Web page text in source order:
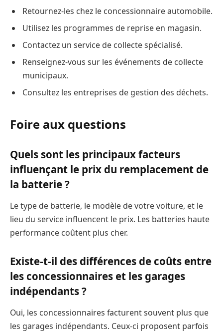
Retournez-les chez le concessionnaire automobile.
Utilisez les programmes de reprise en magasin.
Contactez un service de collecte spécialisé.
Renseignez-vous sur les événements de collecte
municipaux.
Consultez les entreprises de gestion des déchets.
Foire aux questions
Quels sont les principaux facteurs
influençant le prix du remplacement de
la batterie ?
Le type de batterie, le modèle de votre voiture, et le
lieu du service influencent le prix. Les batteries haute
performance coûtent plus cher.
Existe-t-il des différences de coûts entre
les concessionnaires et les garages
indépendants ?
Oui, les concessionnaires facturent souvent plus que
les garages indépendants. Ceux-ci proposent parfois